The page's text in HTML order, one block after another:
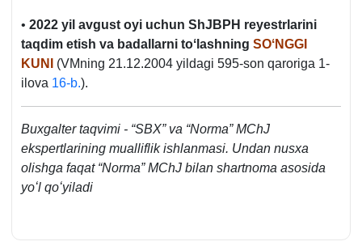
• 2022 yil avgust oyi uchun ShJBPH reyestrlarini
taqdim etish va badallarni toʻlashning SOʻNGGI
KUNI
(VMning 21.12.2004 yildagi 595-son qaroriga 1-
ilova 16-b.).
Buхgalter taqvimi - “SBX” va “Norma” MChJ
ekspertlarining mualliflik ishlanmasi. Undan nusхa
olishga faqat “Norma” MChJ bilan shartnoma asosida
yoʻl qoʻyiladi